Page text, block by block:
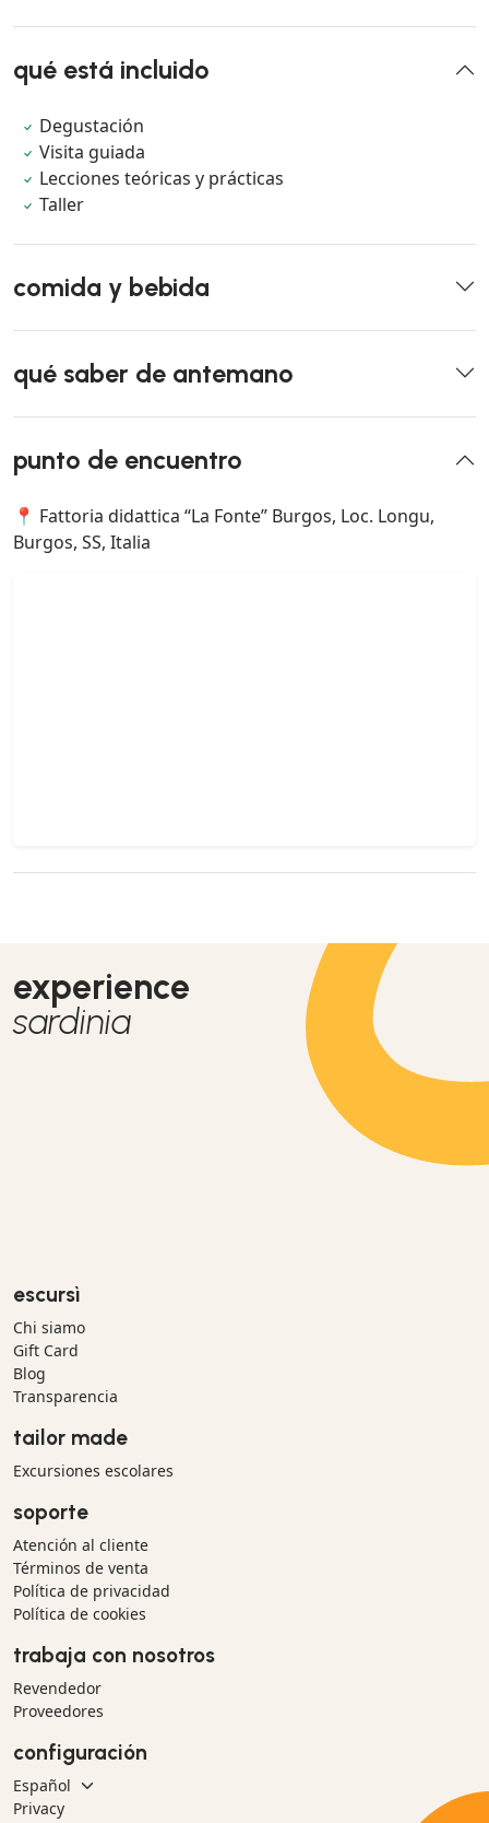
qué está incluido
Degustación
Visita guiada
Lecciones teóricas y prácticas
Taller
comida y bebida
qué saber de antemano
punto de encuentro
📍 Fattoria didattica “La Fonte” Burgos, Loc. Longu,
Burgos, SS, Italia
experience
sardinia
escursì
Chi siamo
Gift Card
Blog
Transparencia
tailor made
Excursiones escolares
soporte
Atención al cliente
Términos de venta
Política de privacidad
Política de cookies
trabaja con nosotros
Revendedor
Proveedores
configuración
Privacy